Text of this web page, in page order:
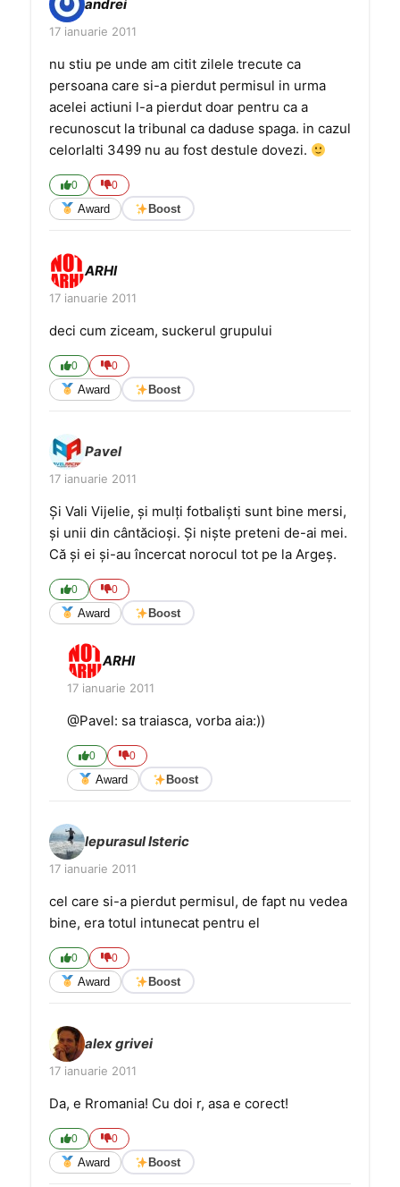
andrei
17 ianuarie 2011
nu stiu pe unde am citit zilele trecute ca
persoana care si-a pierdut permisul in urma
acelei actiuni l-a pierdut doar pentru ca a
recunoscut la tribunal ca daduse spaga. in cazul
celorlalti 3499 nu au fost destule dovezi.
0 0
Award Boost
ARHI
17 ianuarie 2011
deci cum ziceam, suckerul grupului
0 0
Award Boost
Pavel
17 ianuarie 2011
Şi Vali Vijelie, şi mulţi fotbalişti sunt bine mersi,
şi unii din cântăcioşi. Şi nişte preteni de-ai mei.
Că şi ei şi-au încercat norocul tot pe la Argeş.
0 0
Award Boost
ARHI
17 ianuarie 2011
@Pavel: sa traiasca, vorba aia:))
0 0
Award Boost
Iepurasul Isteric
17 ianuarie 2011
cel care si-a pierdut permisul, de fapt nu vedea
bine, era totul intunecat pentru el
0 0
Award Boost
alex grivei
17 ianuarie 2011
Da, e Rromania! Cu doi r, asa e corect!
0 0
Award Boost